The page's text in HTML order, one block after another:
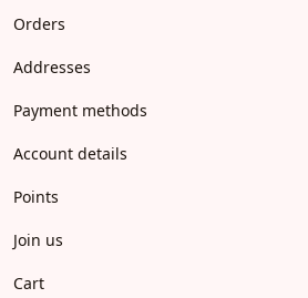
Orders
Addresses
Payment methods
Account details
Points
Join us
Cart